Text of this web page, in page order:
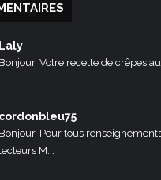
Laly
Bonjour, Votre recette de crêpes
cordonbleu75
Bonjour, Pour tous
lecteurs M...